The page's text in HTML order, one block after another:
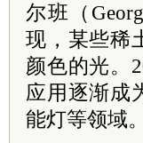
尔班（
现，某些稀
颜色的光。
应用逐渐成
能灯等领域。